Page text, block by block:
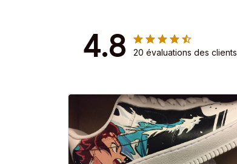
4.8 20 évaluations des clients